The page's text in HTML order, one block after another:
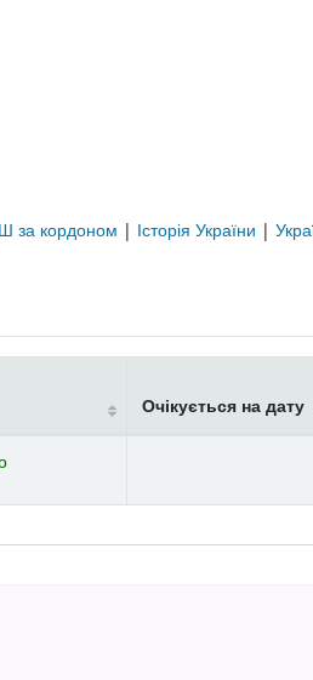
за кордоном | Історія України |
Очікується на дату